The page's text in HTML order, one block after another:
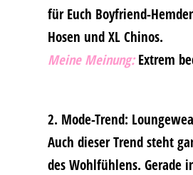
für Euch Boyfriend-
Hosen und XL Chinos.
Meine Meinung:Extrem
2. Mode-Trend:
Auch dieser Trend steht
des Wohlfühlens. Gerade